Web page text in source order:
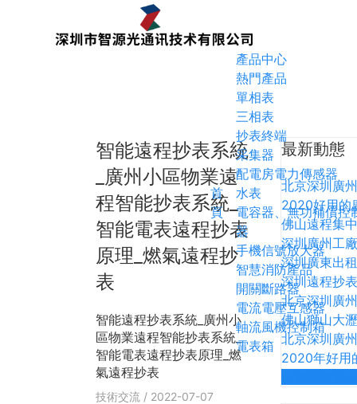
首
頁
產品中心
熱門產品
單相表
三相表
抄表終端
采集器
配電房電力傳感器
水表
電容器、無功補償控
器
手機信號放大器
智慧消防產品
開關斷路器
電流電壓互感器
軸流風機控制箱
電表箱
智能遠程抄表系統
_廣州小區物業遠
程智能抄表系統_
智能電表遠程抄表
原理_燃氣遠程抄
表
智能遠程抄表系統_廣州小
區物業遠程智能抄表系統_
智能電表遠程抄表原理_燃
氣遠程抄表
技術交流 / 2022-07-07
最新動態
北京深圳廣
2020好用的
佛山遠程集
深圳廣州工
深圳廣東出
深圳遠程抄
北京深圳廣
佛山獅山大
北京深圳廣
2020年好用